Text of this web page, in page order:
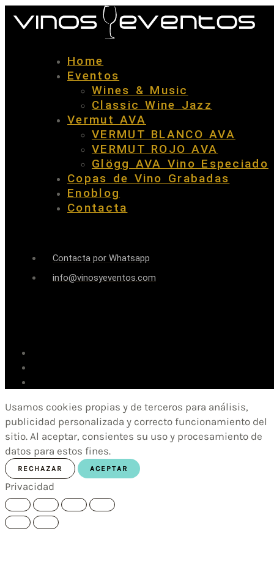
Home
Eventos
Wines & Music
Classic Wine Jazz
Vermut AVA
VERMUT BLANCO AVA
VERMUT ROJO AVA
Glögg AVA Vino Especiado
Copas de Vino Grabadas
Enoblog
Contacta
Contacta por Whatsapp
info@vinosyeventos.com
Usamos cookies propias y de terceros para análisis,
publicidad personalizada y correcto funcionamiento del
sitio. Al aceptar, consientes su uso y procesamiento de
datos para estos fines.
RECHAZAR ACEPTAR
Privacidad